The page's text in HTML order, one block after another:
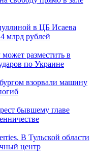
в ЦБ Исаева
млрд рублей
разместить в
по Украине
взорвали машину
бывшему главе
В Тульской области
центр